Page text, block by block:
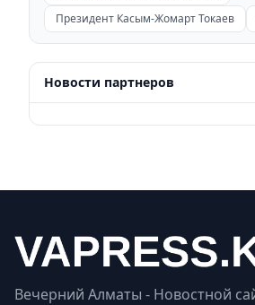
Президент Касым-Жомарт Токаев
Новости партнеров
Вечерний Алматы - Новостной